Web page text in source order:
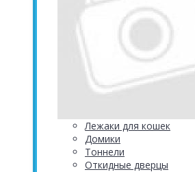
Лежаки для кошек
Домики
Тоннели
Откидные дверцы